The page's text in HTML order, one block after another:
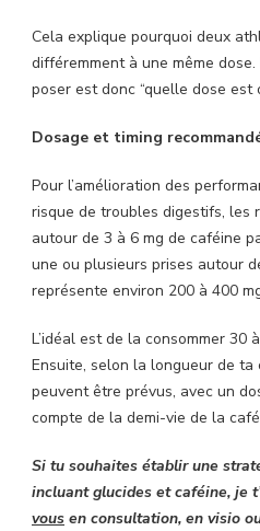
Cela explique pourquoi deux
différemment à une même
poser est donc “quelle dose est
Dosage et timing
Pour l’amélioration des
risque de troubles digestifs, les
autour de 3 à 6 mg de caféine
une ou plusieurs prises autour
représente environ 200 à 400
L’idéal est de la consommer 30
Ensuite, selon la longueur de
peuvent être prévus, avec un
compte de la demi-vie de la
Si tu souhaites établir une
incluant glucides et caféine, je
vous en consultation, en visio